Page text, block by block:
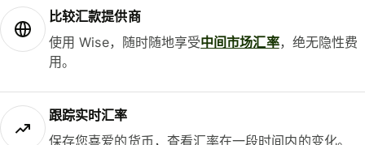
比较汇款提供商
使用 Wise，随时随地享受中间市场汇率，绝无隐性费
用。
跟踪实时汇率
保存您喜爱的货币，查看汇率在一段时间内的变化。